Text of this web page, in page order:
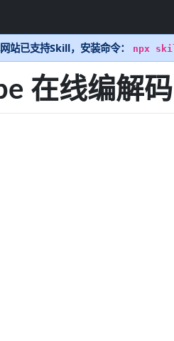
站已支持Skill，安装命令： npx
在线编解码